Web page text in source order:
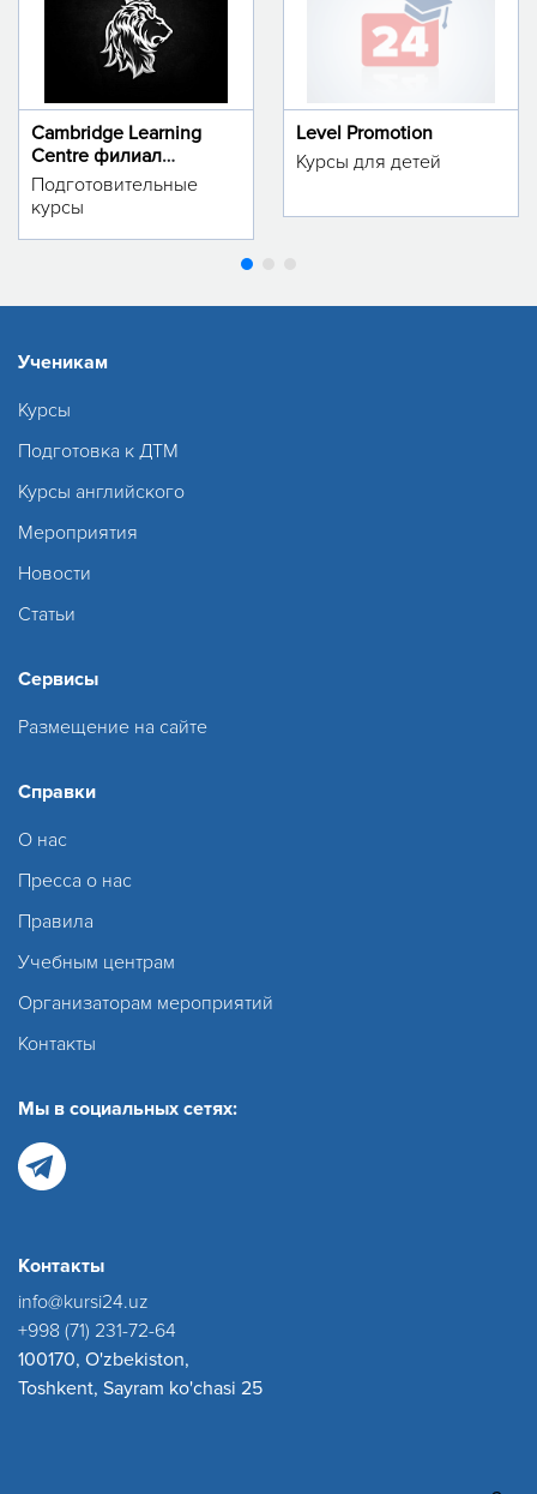
Cambridge Learning
Centre филиал
м.Тинчлик
Подготовительные
курсы
Level Promotion
Курсы для детей
Ученикам
Курсы
Подготовка к ДТМ
Курсы английского
Мероприятия
Новости
Статьи
Сервисы
Размещение на сайте
Справки
О нас
Пресса о нас
Правила
Учебным центрам
Организаторам мероприятий
Контакты
Мы в социальных сетях:
Контакты
info@kursi24.uz
+998 (71) 231-72-64
100170, O'zbekiston,
Toshkent, Sayram ko'chasi 25